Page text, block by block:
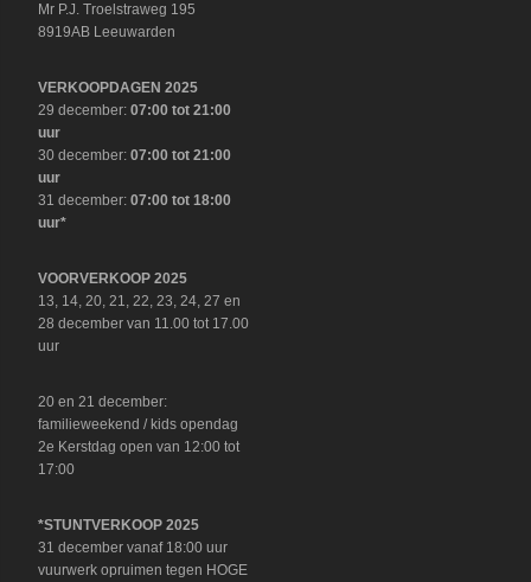
Mr P.J. Troelstraweg 195
8919AB Leeuwarden
VERKOOPDAGEN 2025
29 december:07:00 tot 21:00
uur
30 december:07:00 tot 21:00
uur
31 december:07:00 tot 18:00
uur*
VOORVERKOOP 2025
13, 14, 20, 21, 22, 23, 24, 27 en
28 december van 11.00 tot 17.00
uur
20 en 21 december:
familieweekend / kids opendag
2e Kerstdag open van 12:00 tot
17:00
*STUNTVERKOOP 2025
31 december vanaf 18:00 uur
vuurwerk opruimen tegen HOGE